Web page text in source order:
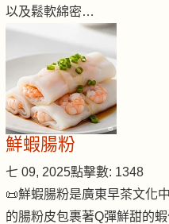
以及鬆軟綿密…
鮮蝦腸粉
七 09, 2025點擊數: 1348
📜鮮蝦腸粉是廣東早茶文化
的腸粉皮包裹著Q彈鮮甜的